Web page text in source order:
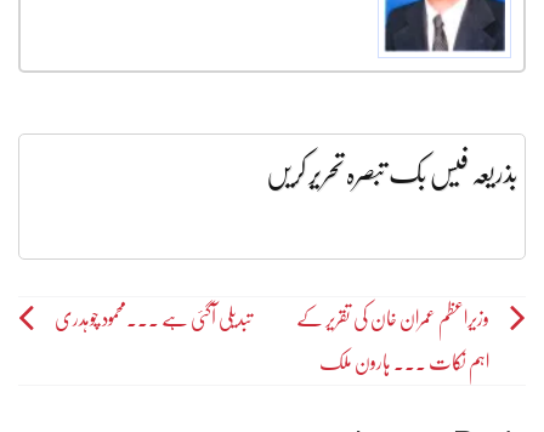
بذریعہ فیس بک تبصرہ تحریر کریں
Post
navigation
وزیراعظم عمران خان کی تقریر کے
اہم نُکات ۔۔۔ ہارون ملک
تبدیلی آگئی ہے ۔۔۔محمود چوہدری